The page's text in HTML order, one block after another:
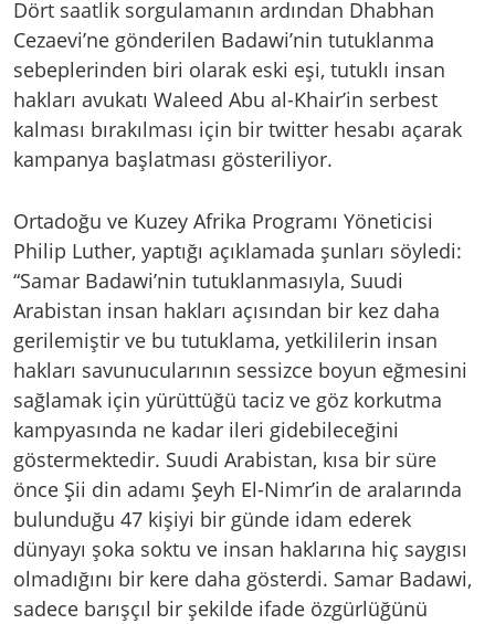
Dört saatlik sorgulamanın ardından Dhabhan
Cezaevi’ne gönderilen Badawi’nin tutuklanma
sebeplerinden biri olarak eski eşi, tutuklı insan
hakları avukatı Waleed Abu al-Khair’in serbest
kalması bırakılması için bir twitter hesabı açarak
kampanya başlatması gösteriliyor.
Ortadoğu ve Kuzey Afrika Programı Yöneticisi
Philip Luther, yaptığı açıklamada şunları söyledi:
“Samar Badawi’nin tutuklanmasıyla, Suudi
Arabistan insan hakları açısından bir kez daha
gerilemiştir ve bu tutuklama, yetkililerin insan
hakları savunucularının sessizce boyun eğmesini
sağlamak için yürüttüğü taciz ve göz korkutma
kampyasında ne kadar ileri gidebileceğini
göstermektedir. Suudi Arabistan, kısa bir süre
önce Şii din adamı Şeyh El-Nimr’in de aralarında
bulunduğu 47 kişiyi bir günde idam ederek
dünyayı şoka soktu ve insan haklarına hiç saygısı
olmadığını bir kere daha gösterdi. Samar Badawi,
sadece barışçıl bir şekilde ifade özgürlüğünü